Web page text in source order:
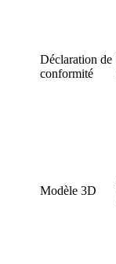
Déclaration de
conformité
Modèle 3D